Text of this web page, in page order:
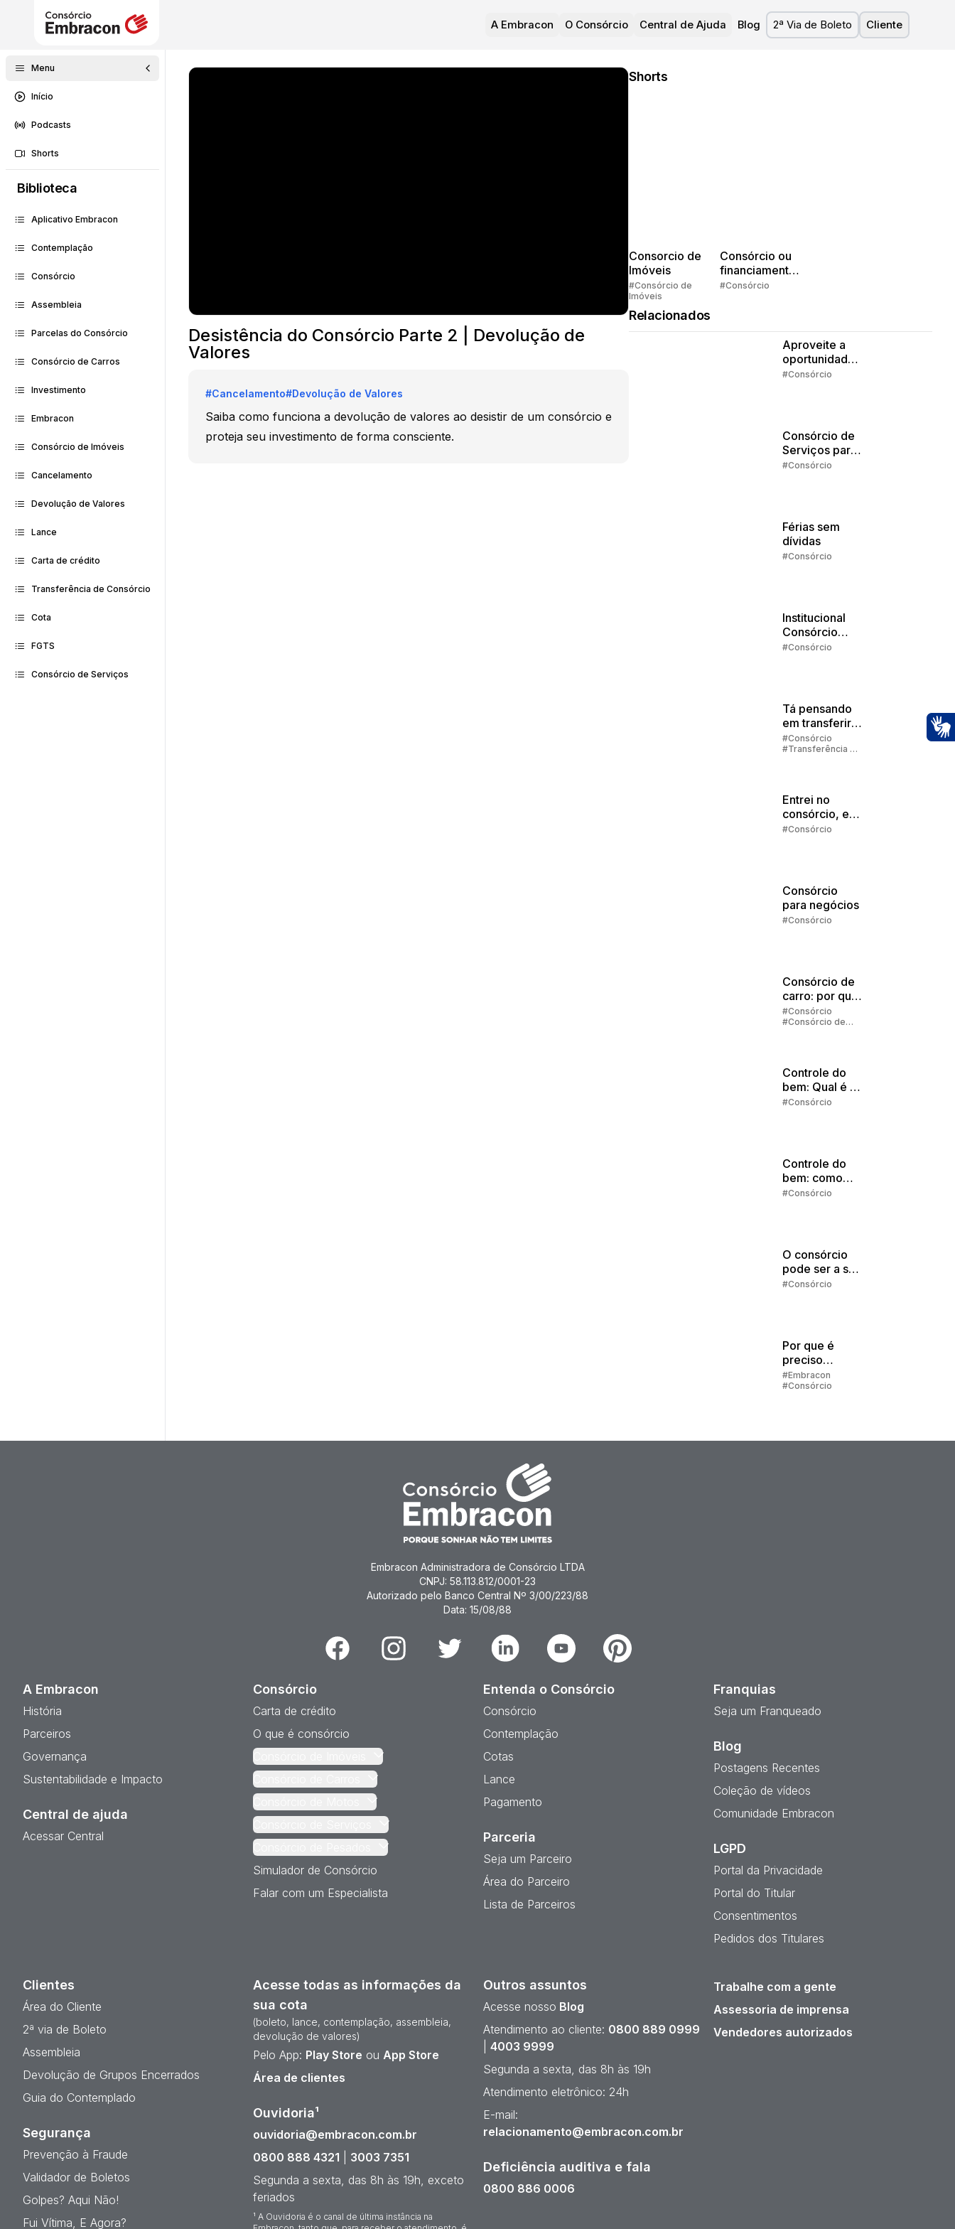
A Embracon O Consórcio Central de Ajuda Blog 2ª Via de Boleto Cliente
Menu
Início
Podcasts
Shorts
Biblioteca
Aplicativo Embracon
Contemplação
Consórcio
Assembleia
Parcelas do Consórcio
Consórcio de Carros
Investimento
Embracon
Consórcio de Imóveis
Cancelamento
Devolução de Valores
Lance
Carta de crédito
Transferência de Consórcio
Cota
FGTS
Consórcio de Serviços
Desistência do Consórcio Parte 2 | Devolução de
Valores
#Cancelamento#Devolução de Valores
Saiba como funciona a devolução de valores ao desistir de um consórcio e
proteja seu investimento de forma consciente.
Shorts
Consorcio de
Imóveis
#Consórcio de
Imóveis
Consórcio ou
financiamento?
Quem pensa
#Consórcio
Relacionados
Aproveite a
oportunidade
da isenção de
#Consórcio
Consórcio de
Serviços para
Estudos: o que
#Consórcio
Férias sem
dívidas
#Consórcio
Institucional
Consórcio
Embracon
#Consórcio
Tá pensando
em transferir
sua cota de
consórcio?
#Consórcio
#Transferência de
Entrei no
consórcio, e
agora?
#Consórcio
Consórcio
para negócios
#Consórcio
Consórcio de
carro: por que
vale a pena
investir?
#Consórcio
#Consórcio de
Controle do
bem: Qual é o
melhor
#Consórcio
Controle do
bem: como
comprar à
#Consórcio
O consórcio
pode ser a sua
melhor
#Consórcio
Por que é
preciso
preencher
alguns dados
#Embracon
#Consórcio
Embracon Administradora de Consórcio LTDA
CNPJ: 58.113.812/0001-23
Autorizado pelo Banco Central Nº 3/00/223/88
Data: 15/08/88
Facebook Instagram Twitter Linkedin Youtube Pinterest
A Embracon
História
Parceiros
Governança
Sustentabilidade e Impacto
Central de ajuda
Acessar Central
Consórcio
Carta de crédito
O que é consórcio
Simulador de Consórcio
Falar com um Especialista
Entenda o Consórcio
Consórcio
Contemplação
Cotas
Lance
Pagamento
Parceria
Seja um Parceiro
Área do Parceiro
Lista de Parceiros
Franquias
Seja um Franqueado
Blog
Postagens Recentes
Coleção de vídeos
Comunidade Embracon
LGPD
Portal da Privacidade
Portal do Titular
Consentimentos
Pedidos dos Titulares
Clientes
Área do Cliente
2ª via de Boleto
Assembleia
Devolução de Grupos Encerrados
Guia do Contemplado
Segurança
Prevenção à Fraude
Validador de Boletos
Golpes? Aqui Não!
Fui Vítima, E Agora?
Acesse todas as informações da
sua cota
(boleto, lance, contemplação, assembleia,
devolução de valores)
Pelo App: Play Store ou App Store
Área de clientes
Ouvidoria¹
ouvidoria@embracon.com.br
0800 888 4321
3003 7351
Segunda a sexta, das 8h às 19h, exceto
feriados
¹ A Ouvidoria é o canal de última instância na
Outros assuntos
Acesse nosso Blog
Atendimento ao cliente: 0800 889 0999
4003 9999
Segunda a sexta, das 8h às 19h
Atendimento eletrônico: 24h
E-mail:
relacionamento@embracon.com.br
Deficiência auditiva e fala
0800 886 0006
Trabalhe com a gente
Assessoria de imprensa
Vendedores autorizados